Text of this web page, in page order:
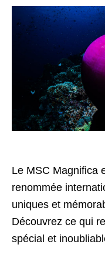
Le MSC Magnifica
renommée
uniques et
Découvrez ce qui
spécial et